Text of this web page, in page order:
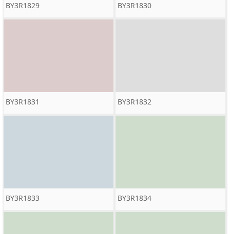
BY3R1829 BY3R1830
BY3R1831 BY3R1832
BY3R1833 BY3R1834